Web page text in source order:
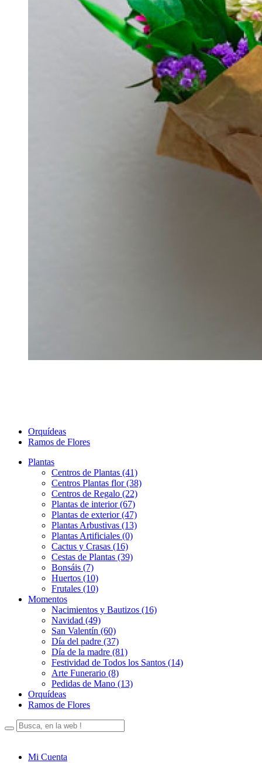
Orquídeas
Ramos de Flores
Plantas
Centros de Plantas (41)
Centros Plantas flor (38)
Centros de Regalo (22)
Plantas de interior (67)
Plantas de exterior (47)
Plantas Arbustivas (13)
Plantas Artificiales (0)
Cactus y Crasas (16)
Cestas de Plantas (39)
Bonsáis (7)
Huertos (10)
Frutales (10)
Momentos
Nacimientos y Bautizos (16)
Navidad (49)
San Valentín (60)
Día del padre (37)
Día de la madre (81)
Festividad de Todos los Santos (14)
Arte Funerario (8)
Pedidas de Mano (13)
Orquídeas
Ramos de Flores
Mi Cuenta